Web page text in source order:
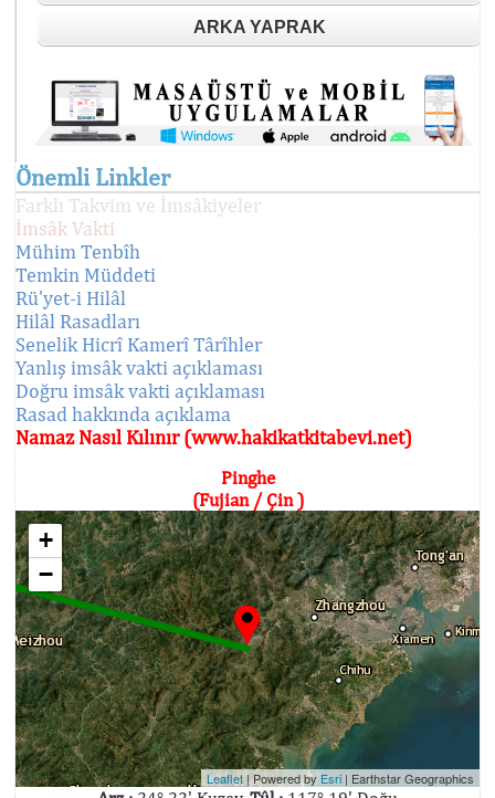
ARKA YAPRAK
Önemli Linkler
Farklı Takvim ve İmsâkiyeler
İmsâk Vakti
Mühim Tenbîh
Temkin Müddeti
Rü'yet-i Hilâl
Hilâl Rasadları
Senelik Hicrî Kamerî Târîhler
Yanlış imsâk vakti açıklaması
Doğru imsâk vakti açıklaması
Rasad hakkında açıklama
Namaz Nasıl Kılınır (www.hakikatkitabevi.net)
Pinghe
(Fujian / Çin )
+
−
Leaflet | Powered byEsri | Earthstar Geographics